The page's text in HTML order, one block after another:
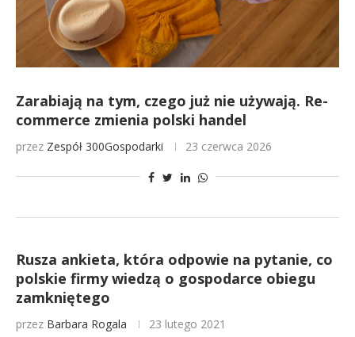
Zarabiają na tym, czego już nie używają. Re-
commerce zmienia polski handel
przez Zespół 300Gospodarki 23 czerwca 2026
Rusza ankieta, która odpowie na pytanie, co
polskie firmy wiedzą o gospodarce obiegu
zamkniętego
przez Barbara Rogala 23 lutego 2021